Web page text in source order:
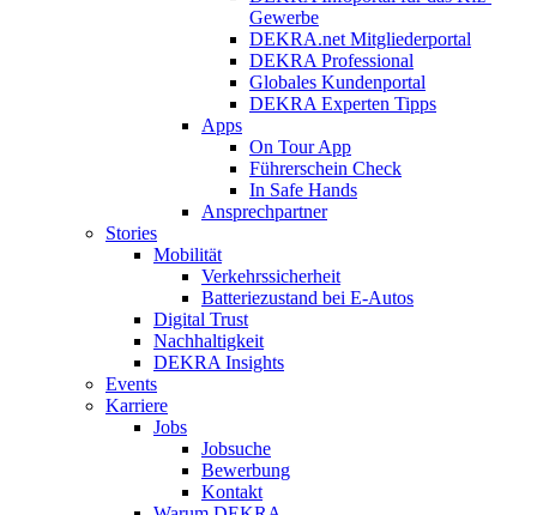
Gewerbe
DEKRA.net Mitgliederportal
DEKRA Professional
Globales Kundenportal
DEKRA Experten Tipps
Apps
On Tour App
Führerschein Check
In Safe Hands
Ansprechpartner
Stories
Mobilität
Verkehrssicherheit
Batteriezustand bei E-Autos
Digital Trust
Nachhaltigkeit
DEKRA Insights
Events
Karriere
Jobs
Jobsuche
Bewerbung
Kontakt